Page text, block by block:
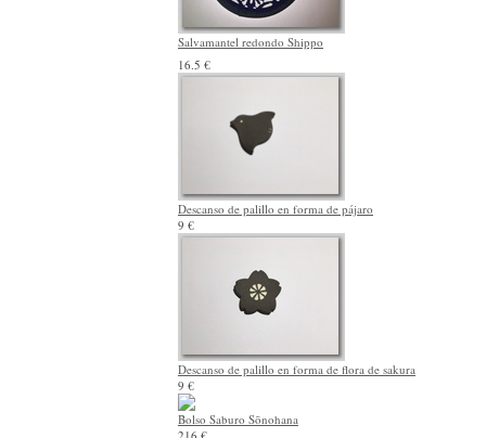
Salvamantel redondo Shippo
16.5 €
Descanso de palillo en forma de pájaro
9 €
Descanso de palillo en forma de flora de sakura
9 €
Bolso Saburo Sōnohana
216 €